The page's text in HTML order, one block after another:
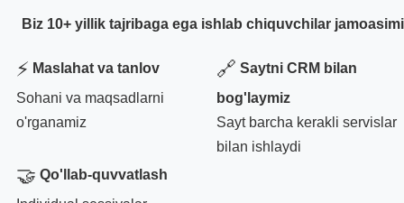
Biz 10+ yillik tajribaga ega ishlab chiquvchilar
⚡ Maslahat va tanlov
Sohani va maqsadlarni
o'rganamiz
🔗 Saytni CRM bilan
bog'laymiz
Sayt barcha kerakli servislar
bilan ishlaydi
🤝 Qo'llab-quvvatlash